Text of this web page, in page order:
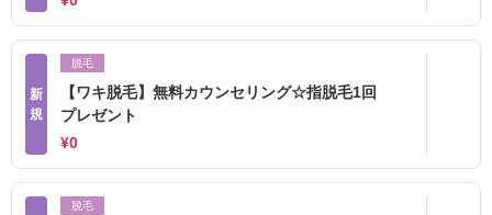
新
規
脱毛
【ワキ脱毛】無料カウンセリング☆指脱毛1回
プレゼント
¥0
脱毛